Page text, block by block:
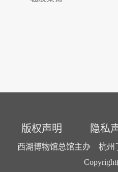
版权声明 隐私
西湖博物馆总馆主办 杭州